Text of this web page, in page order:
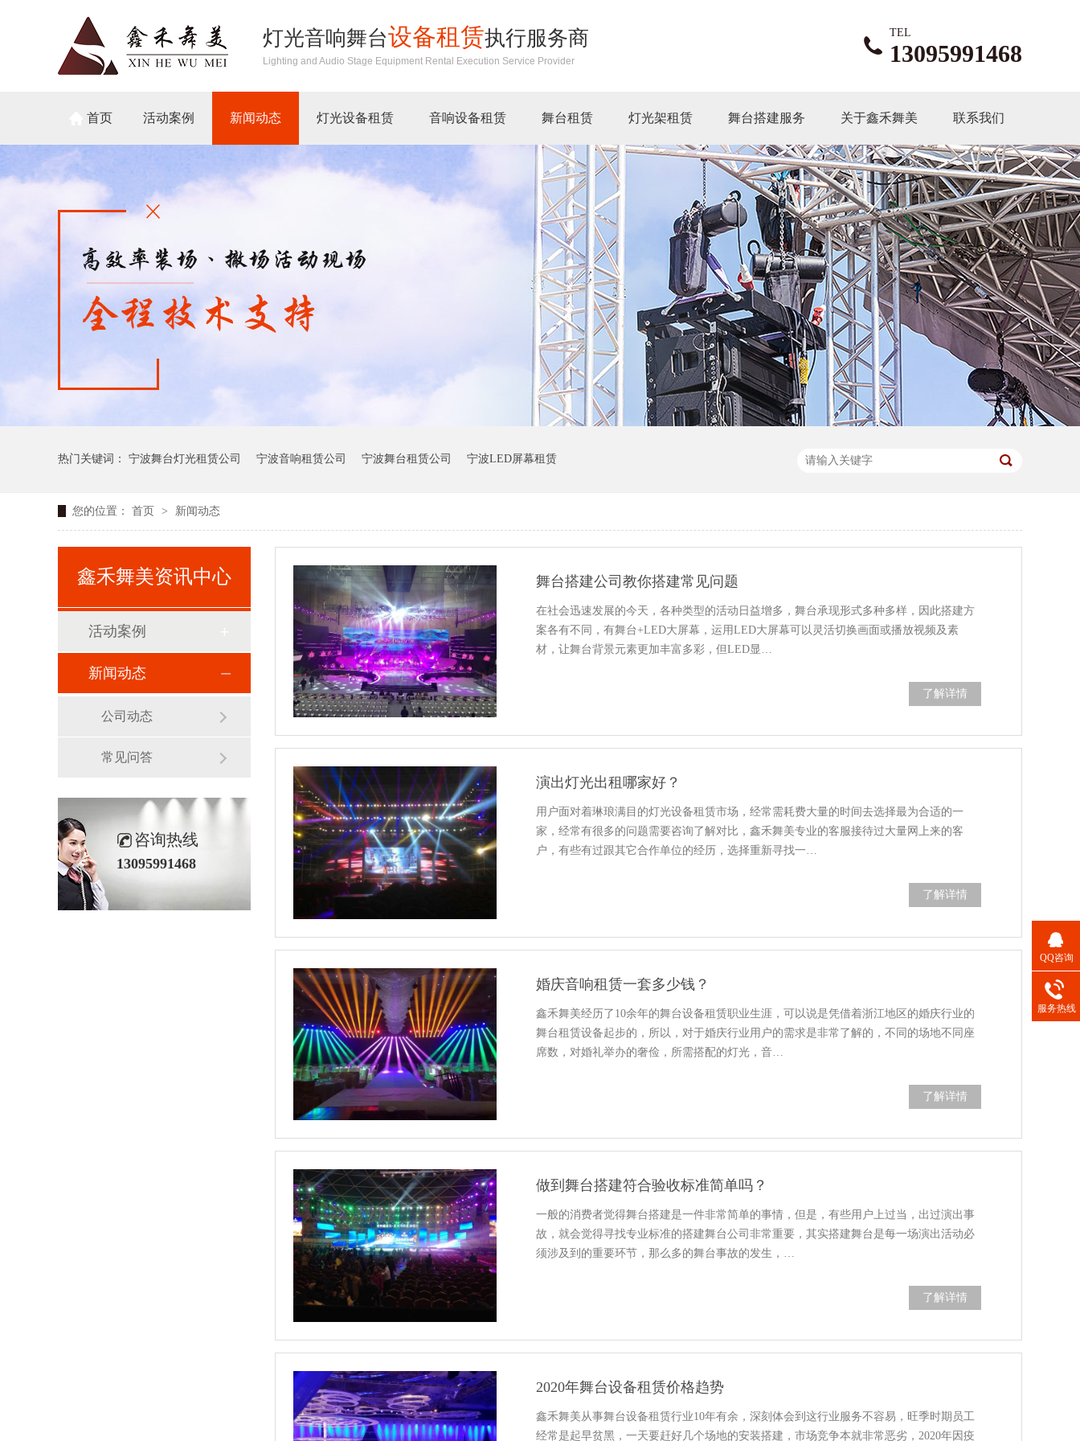
灯光音响舞台设备租赁执行服务商
Lighting and Audio Stage Equipment Rental Execution Service Provider
TEL
13095991468
首页 活动案例 新闻动态 灯光设备租赁 音响设备租赁 舞台租赁 灯光架租赁 舞台搭建服务 关于鑫禾舞美 联系我们
热门关键词： 宁波舞台灯光租赁公司 宁波音响租赁公司 宁波舞台租赁公司 宁波LED屏幕租赁
您的位置： 首页 > 新闻动态
鑫禾舞美资讯中心
活动案例
新闻动态
公司动态
常见问答
咨询热线
13095991468
舞台搭建公司教你搭建常见问题
在社会迅速发展的今天，各种类型的活动日益增多，舞台承现形式多种多样，因此搭建方
案各有不同，有舞台+LED大屏幕，运用LED大屏幕可以灵活切换画面或播放视频及素
材，让舞台背景元素更加丰富多彩，但LED显…
了解详情
演出灯光出租哪家好？
用户面对着琳琅满目的灯光设备租赁市场，经常需耗费大量的时间去选择最为合适的一
家，经常有很多的问题需要咨询了解对比，鑫禾舞美专业的客服接待过大量网上来的客
户，有些有过跟其它合作单位的经历，选择重新寻找一…
了解详情
婚庆音响租赁一套多少钱？
鑫禾舞美经历了10余年的舞台设备租赁职业生涯，可以说是凭借着浙江地区的婚庆行业的
舞台租赁设备起步的，所以，对于婚庆行业用户的需求是非常了解的，不同的场地不同座
席数，对婚礼举办的奢俭，所需搭配的灯光，音…
了解详情
做到舞台搭建符合验收标准简单吗？
一般的消费者觉得舞台搭建是一件非常简单的事情，但是，有些用户上过当，出过演出事
故，就会觉得寻找专业标准的搭建舞台公司非常重要，其实搭建舞台是每一场演出活动必
须涉及到的重要环节，那么多的舞台事故的发生，…
了解详情
2020年舞台设备租赁价格趋势
鑫禾舞美从事舞台设备租赁行业10年有余，深刻体会到这行业服务不容易，旺季时期员工
经常是起早贫黑，一天要赶好几个场地的安装搭建，市场竞争本就非常恶劣，2020年因疫
QQ咨询
服务热线